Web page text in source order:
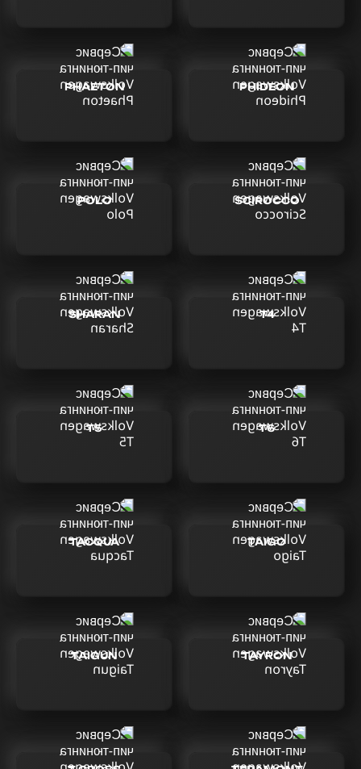
PHAETON PHIDEON
POLO SCIROCCO
SHARAN T4
T5 T6
TACQUA TAIGO
TAIGUN TAYRON